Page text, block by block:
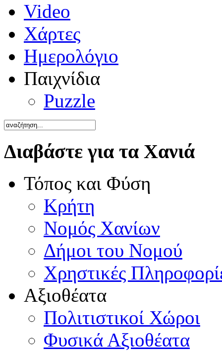
Video
Χάρτες
Ημερολόγιο
Παιχνίδια
Puzzle
Διαβάστε για τα Χανιά
Τόπος και Φύση
Κρήτη
Νομός Χανίων
Δήμοι του Νομού
Χρηστικές
Αξιοθέατα
Πολιτιστικοί Χώροι
Φυσικά Αξιοθέατα